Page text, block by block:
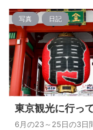
レンズとか色々と手を
くい部類のものを除
えば、ゲームソフトと
...
ふるさと納税の改正と
直なんだかなぁって感
もあったりするわけ
はいえ、何かしらのト
があったりした時の自
う意味ではありなのか
んて思ったりもして
局、規制したところで
ッと取れる」とかそう
んやろって広告とか
写真 日記
東京観光に行っ
6月の23～25日の3日